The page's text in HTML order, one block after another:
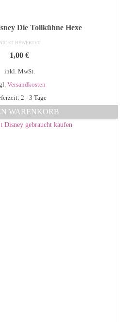
Die Tollkühne Hexe
NICHT BEWERTET
1,00 €
inkl. MwSt.
Versandkosten
2 - 3 Tage
WARENKORB